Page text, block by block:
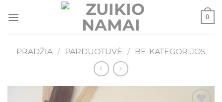
0
PRADŽIA / PARDUOTUVĖ / BE-KATEGORIJOS